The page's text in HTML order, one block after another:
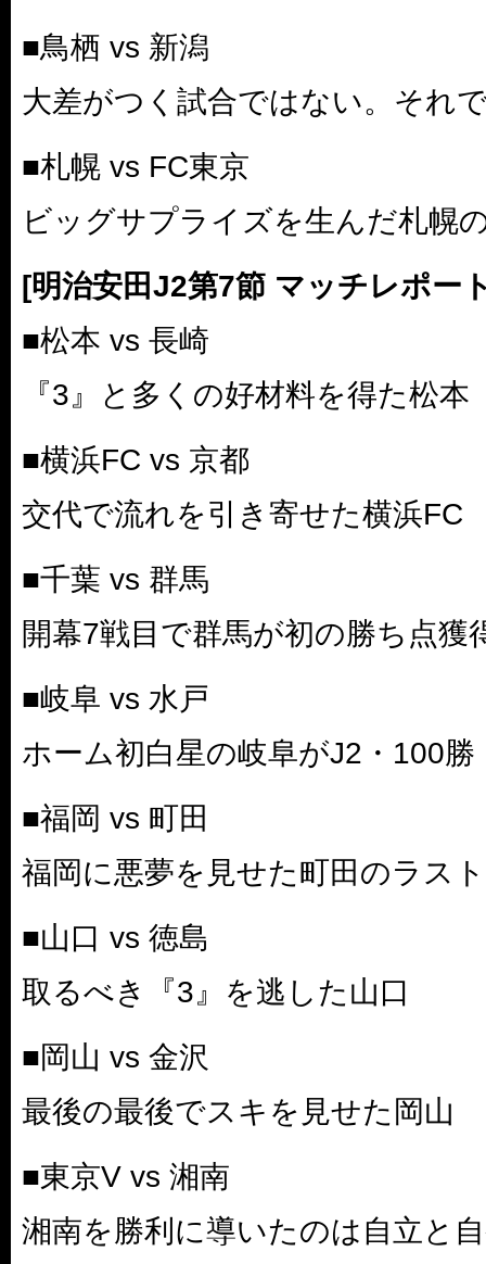
■鳥栖 vs 新潟
大差がつく試合ではない。それ
■札幌 vs FC東京
ビッグサプライズを生んだ札幌
[明治安田J2第7節 マッチレポー
■松本 vs 長崎
『3』と多くの好材料を得た松本
■横浜FC vs 京都
交代で流れを引き寄せた横浜FC
■千葉 vs 群馬
開幕7戦目で群馬が初の勝ち点獲
■岐阜 vs 水戸
ホーム初白星の岐阜がJ2・100勝
■福岡 vs 町田
福岡に悪夢を見せた町田のラス
■山口 vs 徳島
取るべき『3』を逃した山口
■岡山 vs 金沢
最後の最後でスキを見せた岡山
■東京V vs 湘南
湘南を勝利に導いたのは自立と